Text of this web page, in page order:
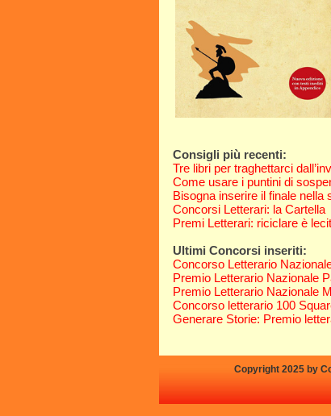
Consigli più recenti:
Tre libri per traghettarci
Come usare i puntini di
Bisogna inserire il finale nella
Concorsi Letterari: la Cartella
Premi Letterari: riciclare è
Ultimi Concorsi inseriti:
Concorso Letterario
Premio Letterario Nazionale
Premio Letterario Nazionale
Concorso letterario 100
Generare Storie: Premio
Copyright 2025 by